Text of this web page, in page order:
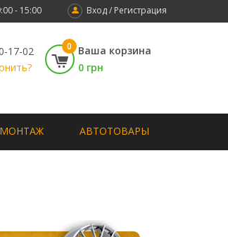
Вход / Регистрация
- 15:00
17-02
0
Ваша корзина
0 грн
АВТОТОВАРЫ